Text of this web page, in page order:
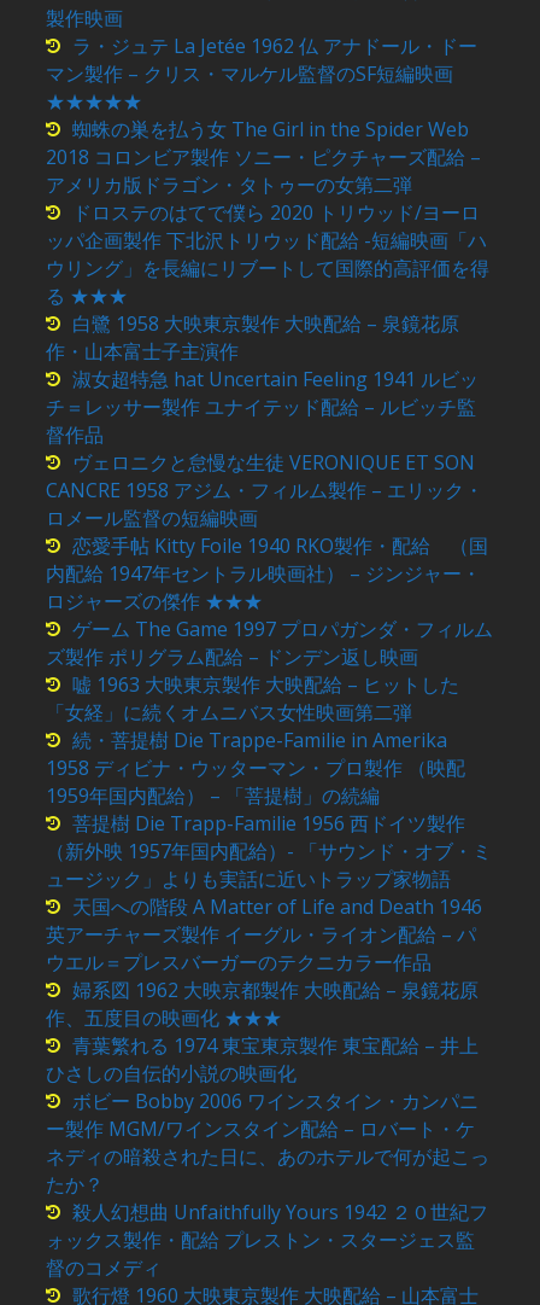
製作映画
ラ・ジュテ La Jetée 1962 仏 アナドール・ドー
マン製作 – クリス・マルケル監督のSF短編映画
★★★★★
蜘蛛の巣を払う女 The Girl in the Spider Web
2018 コロンビア製作 ソニー・ピクチャーズ配給 –
アメリカ版ドラゴン・タトゥーの女第二弾
ドロステのはてで僕ら 2020 トリウッド/ヨーロ
ッパ企画製作 下北沢トリウッド配給 -短編映画「ハ
ウリング」を長編にリブートして国際的高評価を得
る ★★★
白鷺 1958 大映東京製作 大映配給 – 泉鏡花原
作・山本富士子主演作
淑女超特急 hat Uncertain Feeling 1941 ルビッ
チ＝レッサー製作 ユナイテッド配給 – ルビッチ監
督作品
ヴェロニクと怠慢な生徒 VERONIQUE ET SON
CANCRE 1958 アジム・フィルム製作 – エリック・
ロメール監督の短編映画
恋愛手帖 Kitty Foile 1940 RKO製作・配給 （国
内配給 1947年セントラル映画社） – ジンジャー・
ロジャーズの傑作 ★★★
ゲーム The Game 1997 プロパガンダ・フィルム
ズ製作 ポリグラム配給 – ドンデン返し映画
嘘 1963 大映東京製作 大映配給 – ヒットした
「女経」に続くオムニバス女性映画第二弾
続・菩提樹 Die Trappe-Familie in Amerika
1958 ディビナ・ウッターマン・プロ製作 （映配
1959年国内配給） – 「菩提樹」の続編
菩提樹 Die Trapp-Familie 1956 西ドイツ製作
（新外映 1957年国内配給）- 「サウンド・オブ・ミ
ュージック」よりも実話に近いトラップ家物語
天国への階段 A Matter of Life and Death 1946
英アーチャーズ製作 イーグル・ライオン配給 – パ
ウエル＝プレスバーガーのテクニカラー作品
婦系図 1962 大映京都製作 大映配給 – 泉鏡花原
作、五度目の映画化 ★★★
青葉繁れる 1974 東宝東京製作 東宝配給 – 井上
ひさしの自伝的小説の映画化
ボビー Bobby 2006 ワインスタイン・カンパニ
ー製作 MGM/ワインスタイン配給 – ロバート・ケ
ネディの暗殺された日に、あのホテルで何が起こっ
たか？
殺人幻想曲 Unfaithfully Yours 1942 ２０世紀フ
ォックス製作・配給 プレストン・スタージェス監
督のコメディ
歌行燈 1960 大映東京製作 大映配給 – 山本富士